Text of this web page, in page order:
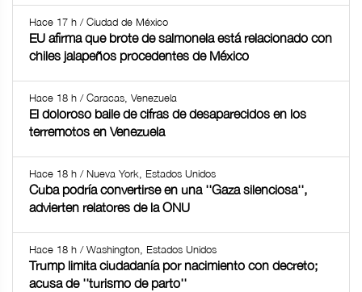
Hace 17 h / Ciudad de México
EU afirma que brote de salmonela está relacionado con
chiles jalapeños procedentes de México
Hace 18 h / Caracas, Venezuela
El doloroso baile de cifras de desaparecidos en los
terremotos en Venezuela
Hace 18 h / Nueva York, Estados Unidos
Cuba podría convertirse en una ''Gaza silenciosa'',
advierten relatores de la ONU
Hace 18 h / Washington, Estados Unidos
Trump limita ciudadanía por nacimiento con decreto;
acusa de ''turismo de parto''